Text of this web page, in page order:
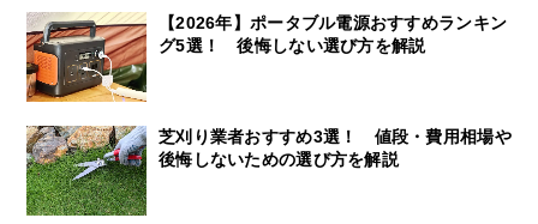
【2026年】ポータブル電源おすすめランキン
グ5選！ 後悔しない選び方を解説
芝刈り業者おすすめ3選！ 値段・費用相場や
後悔しないための選び方を解説